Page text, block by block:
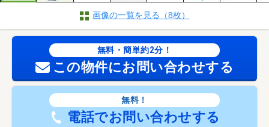
画像の一覧を見る（8枚）
無料・簡単約2分！
この物件にお問い合わせする
無料！
電話でお問い合わせする